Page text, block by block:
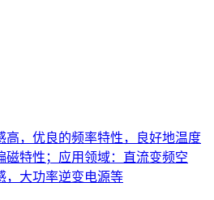
高，优良的频率特性，良好地温度
磁特性；应用领域：直流变频空
，大功率逆变电源等